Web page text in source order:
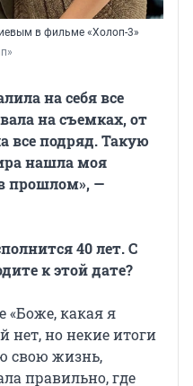
в фильме «Холоп-3»
на себя все
на съемках, от
все подряд. Такую
нашла моя
прошлом», —
40 лет. С
к этой дате?
«Боже, какая я
нет, но некие итоги
свою жизнь,
правильно, где